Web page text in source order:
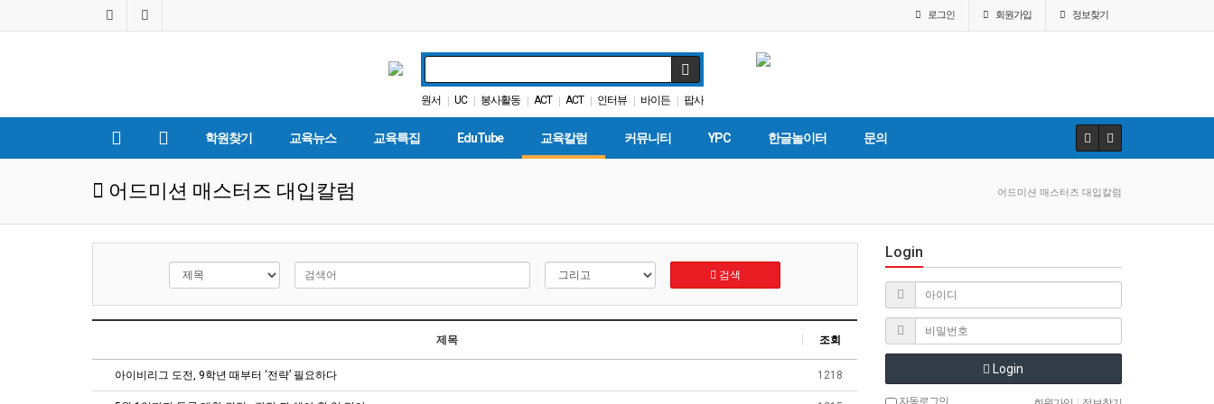
로그인 회원가입 정보찾기
원서 | UC | 봉사활동 | ACT | ACT | 인터뷰 | 바이든 | 팝사
| 다카 | 특별활동
학원찾기 교육뉴스 교육특집 EduTube 교육칼럼 커뮤니티 YPC 한글놀이터 문의
어드미션 매스터즈 대입칼럼 어드미션 매스터즈 대입칼럼
검색
제목 조회
아이비리그 도전, 9학년 때부터 ‘전략’ 필요하다 1218
Login
Login
자동로그인